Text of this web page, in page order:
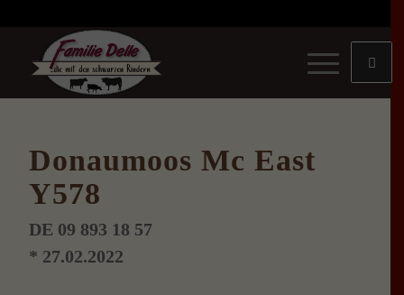
Donaumoos Mc East
Y578
DE 09 893 18 57
* 27.02.2022